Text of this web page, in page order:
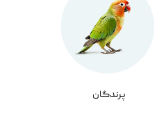
پرندگان